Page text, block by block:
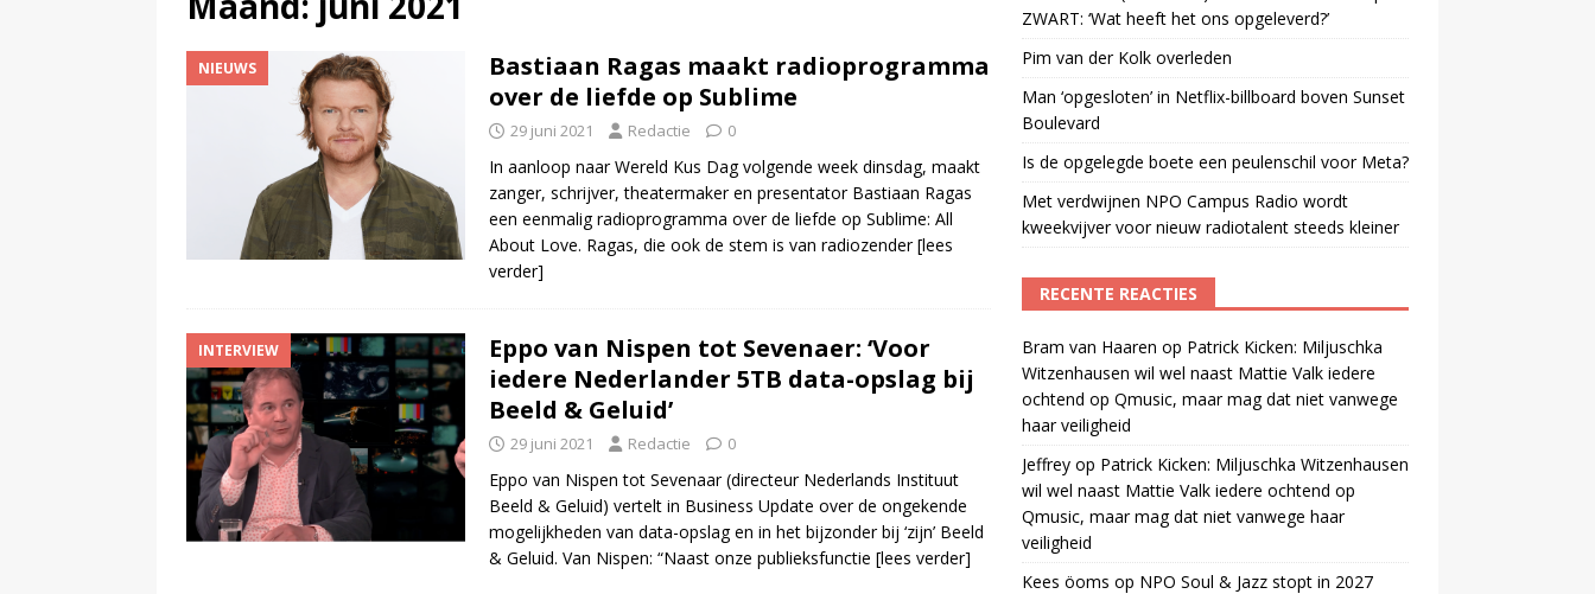
(
NIEUWS
Bastiaan Ragas maakt radioprogramma
over de liefde op Sublime
29 juni 2021 Redactie 0
In aanloop naar Wereld Kus Dag volgende week dinsdag, maakt
zanger, schrijver, theatermaker en presentator Bastiaan Ragas
een eenmalig radioprogramma over de liefde op Sublime: All
About Love. Ragas, die ook de stem is van radiozender[lees
verder]
INTERVIEW
Eppo van Nispen tot Sevenaer: ‘Voor
iedere Nederlander 5TB data-opslag bij
Beeld & Geluid’
29 juni 2021 Redactie 0
Eppo van Nispen tot Sevenaar (directeur Nederlands Instituut
Beeld & Geluid) vertelt in Business Update over de ongekende
mogelijkheden van data-opslag en in het bijzonder bij ‘zijn’ Beeld
& Geluid. Van Nispen: “Naast onze publieksfunctie [lees verder]
ZWART: ‘Wat heeft het ons opgeleverd?’
Pim van der Kolk overleden
Man ‘opgesloten’ in Netflix-billboard boven Sunset
Boulevard
Is de opgelegde boete een peulenschil voor Meta?
Met verdwijnen NPO Campus Radio wordt
kweekvijver voor nieuw radiotalent steeds kleiner
RECENTE REACTIES
Bram van Haaren op Patrick Kicken: Miljuschka
Witzenhausen wil wel naast Mattie Valk iedere
ochtend op Qmusic, maar mag dat niet vanwege
haar veiligheid
Jeffreyop Patrick Kicken: Miljuschka Witzenhausen
wil wel naast Mattie Valk iedere ochtend op
Qmusic, maar mag dat niet vanwege haar
veiligheid
Kees öoms op NPO Soul & Jazz stopt in 2027